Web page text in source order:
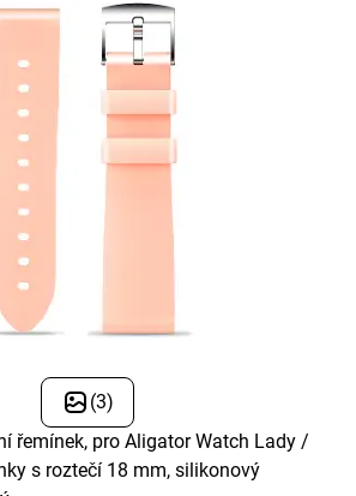
(3)
řemínek, pro Aligator Watch Lady /
s roztečí 18 mm, silikonový